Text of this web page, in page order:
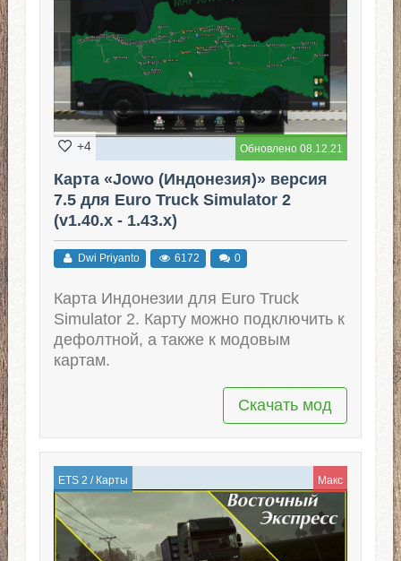
Обновлено 08.12.21
+4
Карта «Jowo (Индонезия)» версия
7.5 для Euro Truck Simulator 2
(v1.40.x - 1.43.x)
Dwi Priyanto 6172 0
Карта Индонезии для Euro Truck
Simulator 2. Карту можно подключить к
дефолтной, а также к модовым
картам.
Скачать мод
ETS 2 / Карты Макс